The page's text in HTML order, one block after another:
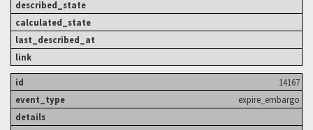
14167
expire_embargo